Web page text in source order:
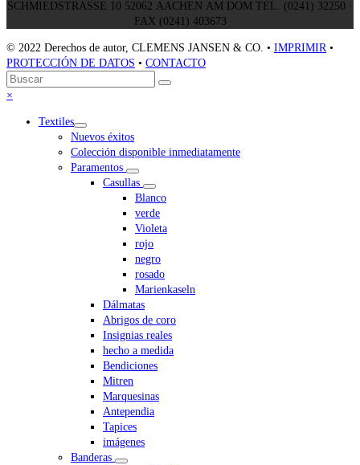
SCHMIEDSTRASSE 10 52062 AACHEN AM DOM TEL. (0241) 32250 ·
FAX (0241) 403673
© 2022 Derechos de autor, CLEMENS JANSEN & CO. • IMPRIMIR •
PROTECCIÓN DE DATOS • CONTACTO
Volver
arriba
Buscar
Enviar
×
menu
Textiles
Nuevos éxitos
Colección disponible inmediatamente
Paramentos
Casullas
Blanco
verde
Violeta
rojo
negro
rosado
Marienkaseln
Dálmatas
Abrigos de coro
Insignias reales
hecho a medida
Bendiciones
Mitren
Marquesinas
Antependia
Tapices
imágenes
Banderas